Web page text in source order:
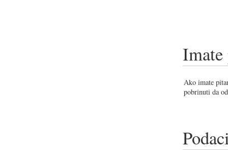
Imate
Ako imate
pobrinuti da